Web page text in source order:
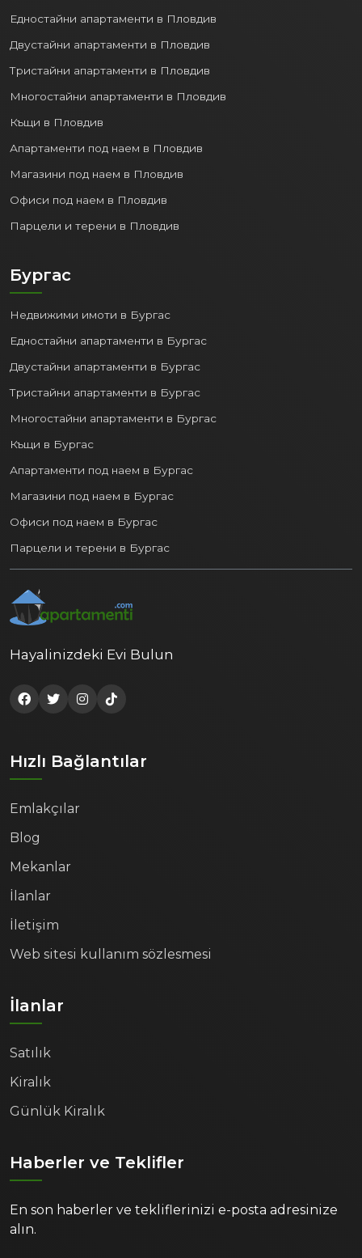
Едностайни апартаменти в Пловдив
Двустайни апартаменти в Пловдив
Тристайни апартаменти в Пловдив
Многостайни апартаменти в Пловдив
Къщи в Пловдив
Апартаменти под наем в Пловдив
Магазини под наем в Пловдив
Офиси под наем в Пловдив
Парцели и терени в Пловдив
Бургас
Недвижими имоти в Бургас
Едностайни апартаменти в Бургас
Двустайни апартаменти в Бургас
Тристайни апартаменти в Бургас
Многостайни апартаменти в Бургас
Къщи в Бургас
Апартаменти под наем в Бургас
Магазини под наем в Бургас
Офиси под наем в Бургас
Парцели и терени в Бургас
Hayalinizdeki Evi Bulun
Hızlı Bağlantılar
Emlakçılar
Blog
Mekanlar
İlanlar
İletişim
Web sitesi kullanım sözlesmesi
İlanlar
Satılık
Kiralık
Günlük Kiralık
Haberler ve Teklifler
En son haberler ve tekliflerinizi e-posta adresinize
alın.